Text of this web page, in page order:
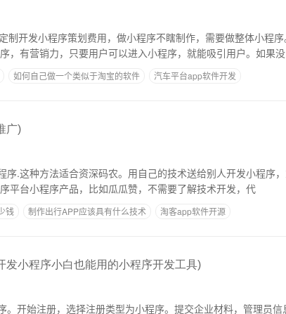
，有营销力，只要用户可以进入小程序，就能吸引用户。如果没
如何自己做一个类似于淘宝的软件
汽车平台app软件开发
广)
平台小程序产品，比如瓜瓜赞，不需要了解技术开发，代
钱 制作出行APP应该具有什么技术
淘客app软件开源
发小程序小白也能用的小程序开发工具)